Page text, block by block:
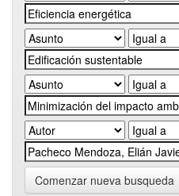
Comenzar nueva busqueda